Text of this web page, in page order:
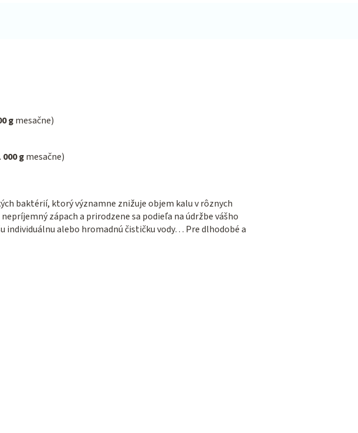
gmesačne)
000 gmesačne)
baktérií, ktorý významne znižuje objem kalu v rôznych
zápach a prirodzene sa podieľa na údržbe vášho
individuálnu alebo hromadnú čističku vody… Pre dlhodobé a